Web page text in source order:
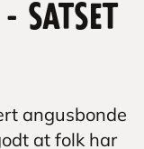
satset
angusbonde
at folk har